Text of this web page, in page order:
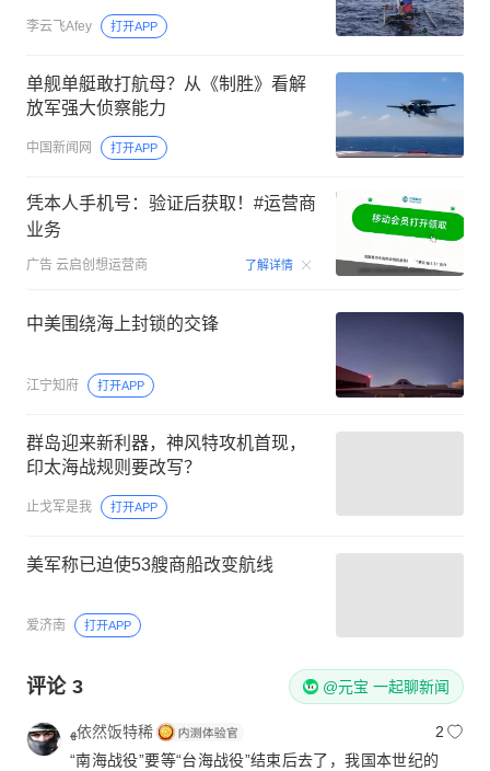
李云飞Afey 打开APP
单舰单艇敢打航母？从《制胜》看解
放军强大侦察能力
中国新闻网 打开APP
凭本人手机号：验证后获取！#运营商
业务
广告 云启创想运营商 了解详情 00:15
中美围绕海上封锁的交锋
江宁知府 打开APP
群岛迎来新利器，神风特攻机首现，
印太海战规则要改写？
止戈军是我 打开APP
美军称已迫使53艘商船改变航线
爱济南 打开APP
评论 3 @元宝 一起聊新闻
ﻬ依然饭特稀
2
“南海战役”要等“台海战役”结束后去了，我国本世纪的